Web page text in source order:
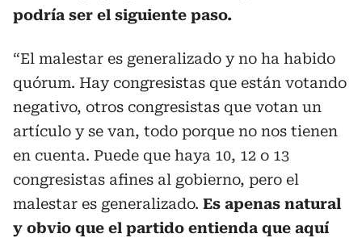
podría ser el siguiente paso.
“El malestar es generalizado y no ha habido
quórum. Hay congresistas que están votando
negativo, otros congresistas que votan un
artículo y se van, todo porque no nos tienen
en cuenta. Puede que haya 10, 12 o 13
congresistas afines al gobierno, pero el
malestar es generalizado. Es apenas natural
y obvio que el partido entienda que aquí